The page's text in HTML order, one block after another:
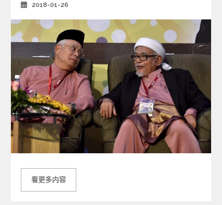
2018-01-26
看更多内容